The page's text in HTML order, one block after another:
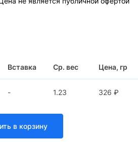
Вставка Ср. вес Цена, гр
- 1.23 326 ₽
в корзину